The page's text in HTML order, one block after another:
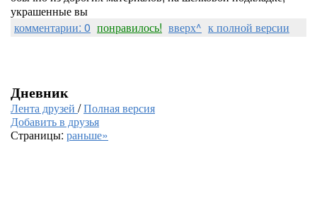
украшенные вы
комментарии: 0 понравилось! вверх^ к полной версии
Дневник
Лента друзей /Полная версия
Добавить в друзья
Страницы: раньше»